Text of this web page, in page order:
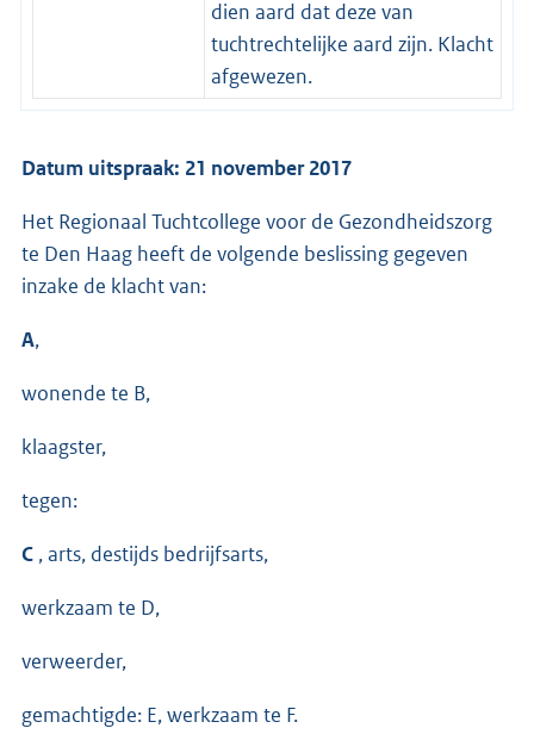
dien aard dat deze van
tuchtrechtelijke aard zijn. Klacht
afgewezen.
Datum uitspraak: 21 november 2017
Het Regionaal Tuchtcollege voor de Gezondheidszorg
te Den Haag heeft de volgende beslissing gegeven
inzake de klacht van:
A,
wonende te B,
klaagster,
tegen:
C , arts, destijds bedrijfsarts,
werkzaam te D,
verweerder,
gemachtigde: E, werkzaam te F.